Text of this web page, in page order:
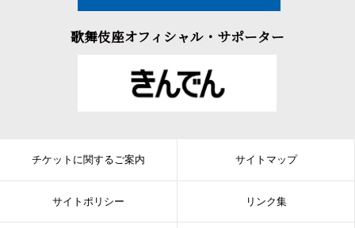
歌舞伎座オフィシャル・サポーター
チケットに関するご案内 サイトマップ
サイトポリシー リンク集